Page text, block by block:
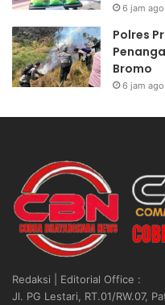
6 jam ago
Polres
Bromo
6 jam ago
Redaksi | Editorial Office :
Jl. PG Lestari, RT.01/RW.07,